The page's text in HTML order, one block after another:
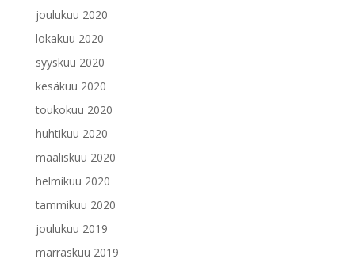
joulukuu 2020
lokakuu 2020
syyskuu 2020
kesäkuu 2020
toukokuu 2020
huhtikuu 2020
maaliskuu 2020
helmikuu 2020
tammikuu 2020
joulukuu 2019
marraskuu 2019